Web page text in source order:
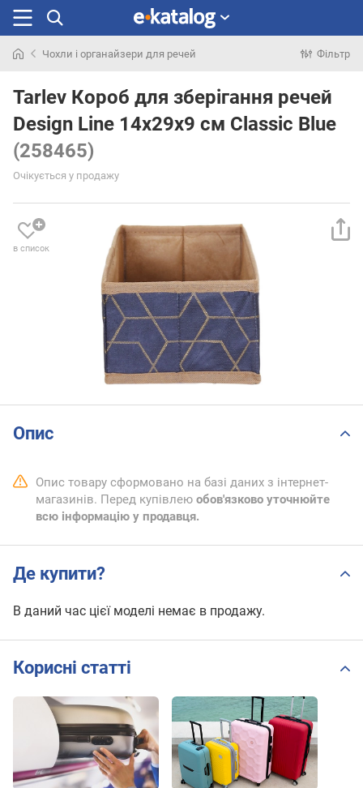
раніше
Чохли і органайзери для речей Фільтр
Tarlev Короб для зберігання речей
Design Line 14х29х9 см Classic Blue
(258465)
Очікується у продажу
в список
Опис
Опис товару сформовано на базі даних з інтернет-
магазинів. Перед купівлею обов'язково уточнюйте
всю інформацію у продавця.
Де купити?
В даний час цієї моделі немає в продажу.
Корисні статті